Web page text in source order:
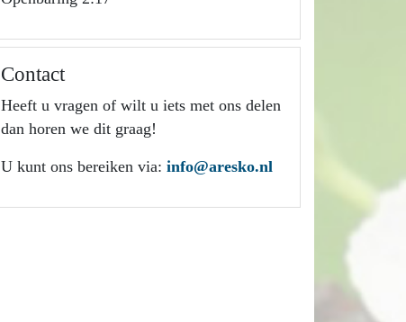
Contact
Heeft u vragen of wilt u iets met ons delen
dan horen we dit graag!
U kunt ons bereiken via: info@aresko.nl